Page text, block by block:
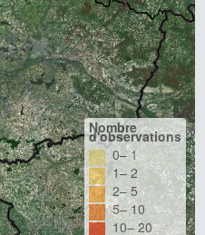
Nombre
d'observations
0– 1
1– 2
2– 5
5– 10
10– 20